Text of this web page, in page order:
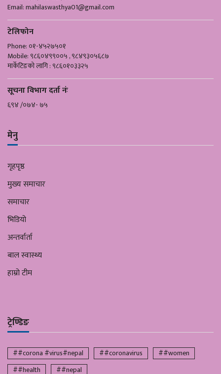
Email:mahilaswasthya01@gmail.com
टेलिफोन
Phone: ०१-४५२७५०१
Mobile: ९८६०४९९००५ , ९८४९३०५६८७
मार्केटिङको लागि : ९८६०१०३३२५
सूचना विभाग दर्ता नंः
६९४ /०७४- ७५
मेनु
गृहपृष्ठ
मुख्य समाचार
समाचार
भिडियो
अन्तर्वार्ता
बाल स्वास्थ्य
हाम्रो टीम
ट्रेण्डिङ
##corona #virus#nepal ##coronavirus
##women
##health
##nepal